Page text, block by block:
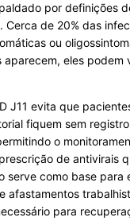
por definições
Cerca de 20% das
ou
aparecem, eles podem
J11 evita que
fiquem sem
o
de antivirais
serve como base para
afastamentos
para